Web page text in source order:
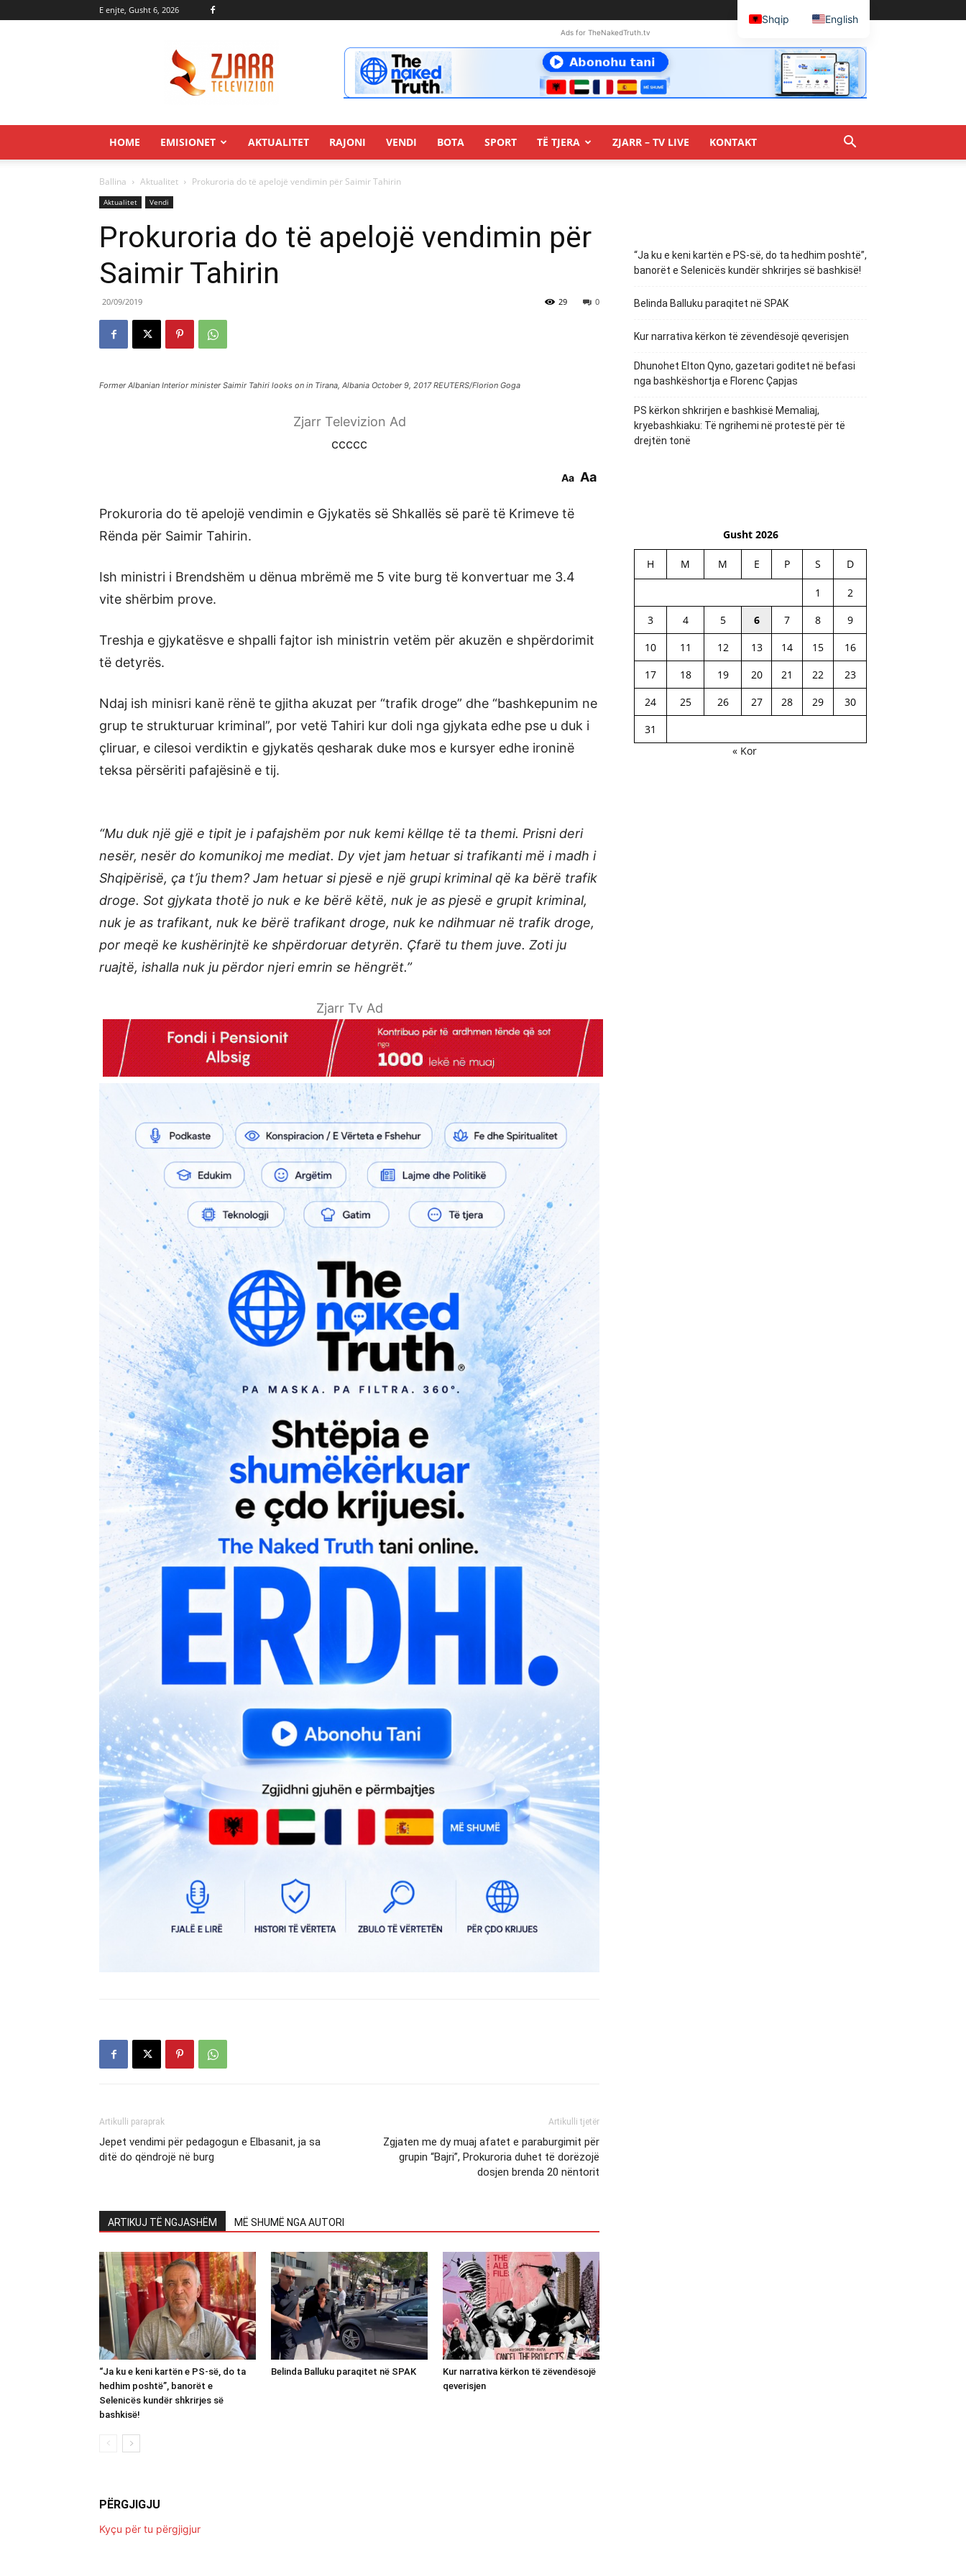
E enjte, Gusht 6, 2026
Ads for TheNakedTruth.tv
HOME EMISIONET AKTUALITET RAJONI VENDI BOTA SPORT TË TJERA ZJARR – TV LIVE KONTAKT
Ballina Aktualitet Prokuroria do të apelojë vendimin për Saimir Tahirin
Aktualitet Vendi
Prokuroria do të apelojë vendimin për
Saimir Tahirin
20/09/2019 0
29
Former Albanian Interior minister Saimir Tahiri looks on in Tirana, Albania October 9, 2017 REUTERS/Florion Goga
Zjarr Televizion Ad
ccccc
Aa Aa
Prokuroria do të apelojë vendimin e Gjykatës së Shkallës së parë të Krimeve të
Rënda për Saimir Tahirin.
Ish ministri i Brendshëm u dënua mbrëmë me 5 vite burg të konvertuar me 3.4
vite shërbim prove.
Treshja e gjykatësve e shpalli fajtor ish ministrin vetëm për akuzën e shpërdorimit
të detyrës.
Ndaj ish minisri kanë rënë te gjitha akuzat per “trafik droge” dhe “bashkepunim ne
grup te strukturuar kriminal”, por vetë Tahiri kur doli nga gjykata edhe pse u duk i
çliruar, e cilesoi verdiktin e gjykatës qesharak duke mos e kursyer edhe ironinë
teksa përsëriti pafajësinë e tij.
“Mu duk një gjë e tipit je i pafajshëm por nuk kemi këllqe të ta themi. Prisni deri
nesër, nesër do komunikoj me mediat. Dy vjet jam hetuar si trafikanti më i madh i
Shqipërisë, ça t’ju them? Jam hetuar si pjesë e një grupi kriminal që ka bërë trafik
droge. Sot gjykata thotë jo nuk e ke bërë këtë, nuk je as pjesë e grupit kriminal,
nuk je as trafikant, nuk ke bërë trafikant droge, nuk ke ndihmuar në trafik droge,
por meqë ke kushërinjtë ke shpërdoruar detyrën. Çfarë tu them juve. Zoti ju
ruajtë, ishalla nuk ju përdor njeri emrin se hëngrët.”
Zjarr Tv Ad
Artikulli paraprak
Jepet vendimi për pedagogun e Elbasanit, ja sa
ditë do qëndrojë në burg
Artikulli tjetër
Zgjaten me dy muaj afatet e paraburgimit për
grupin “Bajri”, Prokuroria duhet të dorëzojë
dosjen brenda 20 nëntorit
ARTIKUJ TË NGJASHËM MË SHUMË NGA AUTORI
“Ja ku e keni kartën e PS-së, do ta
hedhim poshtë”, banorët e
Selenicës kundër shkrirjes së
bashkisë!
Belinda Balluku paraqitet në SPAK
Kur narrativa kërkon të zëvendësojë
qeverisjen
PËRGJIGJU
Kyçu për tu përgjigjur
“Ja ku e keni kartën e PS-së, do ta hedhim poshtë”,
banorët e Selenicës kundër shkrirjes së bashkisë!
Belinda Balluku paraqitet në SPAK
Kur narrativa kërkon të zëvendësojë qeverisjen
Dhunohet Elton Qyno, gazetari goditet në befasi
nga bashkëshortja e Florenc Çapjas
PS kërkon shkrirjen e bashkisë Memaliaj,
kryebashkiaku: Të ngrihemi në protestë për të
drejtën tonë
Gusht 2026
H M M E P S D
1
2
3
4 5 6 7 8
9
10
11 12 13 14 15
16
17
18 19 20 21 22
23
24
25 26 27 28 29
30
31
« Kor
Shqip English